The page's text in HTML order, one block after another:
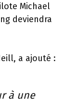
Michael
deviendra
a ajouté :
à une